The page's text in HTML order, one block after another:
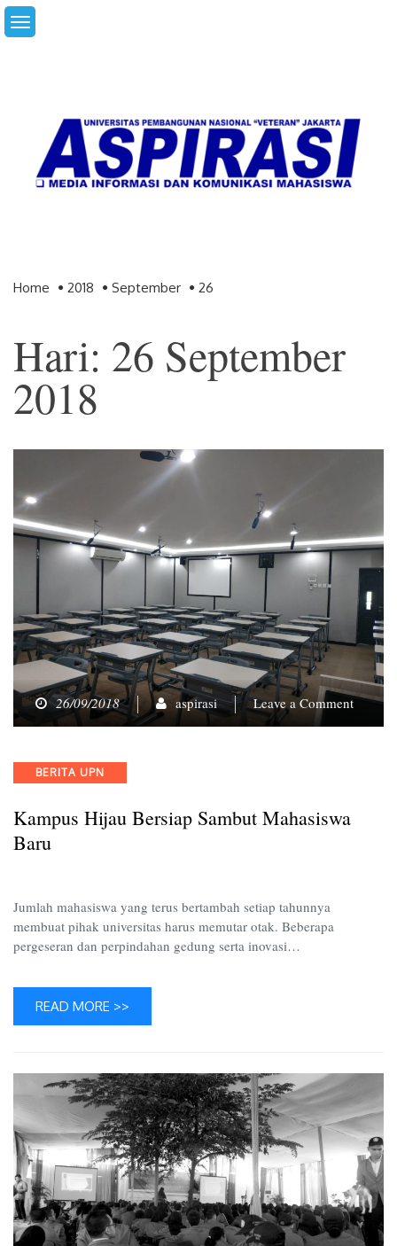
Skip
to
Home 2018 September 26
Hari: 26 September
2018
26/09/2018 aspirasi Leave a Commenton
Categories
BERITA UPN
Kampus Hijau Bersiap Sambut Mahasiswa
Baru
Jumlah mahasiswa yang terus bertambah setiap tahunnya
membuat pihak universitas harus memutar otak. Beberapa
pergeseran dan perpindahan gedung serta inovasi…
READ MORE >>